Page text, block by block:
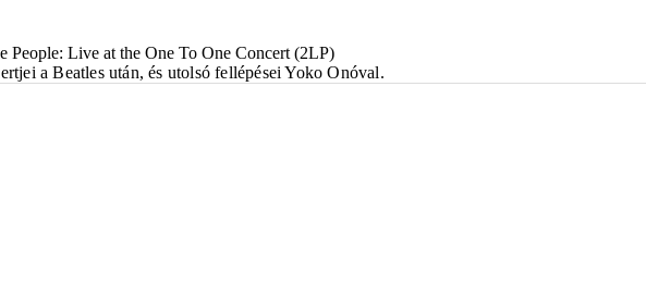
People: Live at the One To One Concert (2LP)
a Beatles után, és utolsó fellépései Yoko Onóval.